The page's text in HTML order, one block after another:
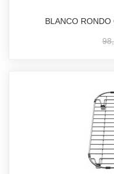
BLANCO RONDO